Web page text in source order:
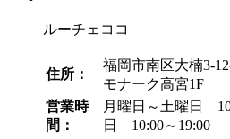
ルーチェココ
住所：
福岡市南区大楠3-
モナーク高宮1F
営業時
間：
月曜日～土曜日
日 10:00～19:00